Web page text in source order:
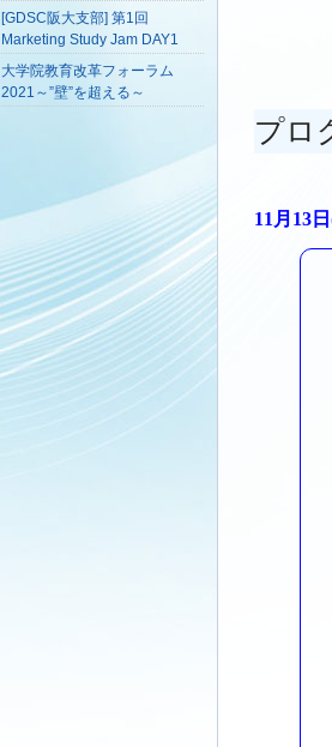
プロ
11月13
[GDSC阪大支部] 第1回
Marketing Study Jam DAY1
大学院教育改革フォーラム
2021～”壁”を超える～